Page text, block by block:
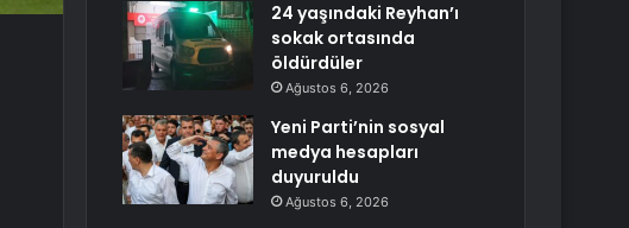
24 yaşındaki Reyhan’ı
sokak ortasında
öldürdüler
Ağustos 6, 2026
Yeni Parti’nin sosyal
medya hesapları
duyuruldu
Ağustos 6, 2026